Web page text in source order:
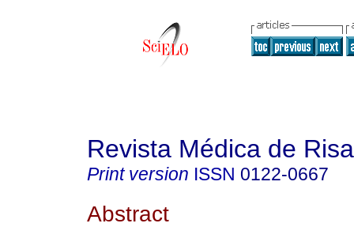
Revista Médica de
Print version ISSN 0122-0667
Abstract